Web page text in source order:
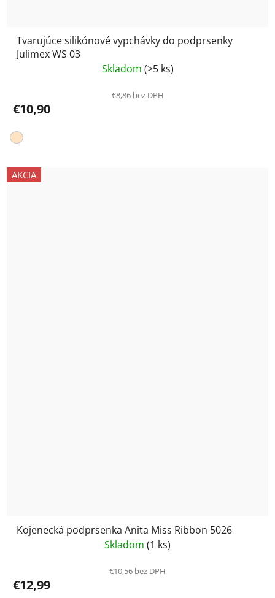
Tvarujúce silikónové vypchávky do podprsenky
Julimex WS 03
Skladom (>5 ks)
€8,86 bez DPH
€10,90
AKCIA
Kojenecká podprsenka Anita Miss Ribbon 5026
Skladom (1 ks)
€10,56 bez DPH
€12,99